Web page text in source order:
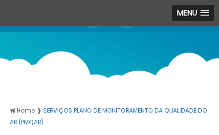
MENU
Home ❱ SERVIÇOS PLANO DE MONITORAMENTO DA QUALIDADE DO
AR (PMQAR)